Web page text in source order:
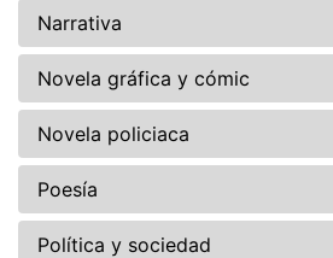
Narrativa
Novela gráfica y cómic
Novela policiaca
Poesía
Política y sociedad